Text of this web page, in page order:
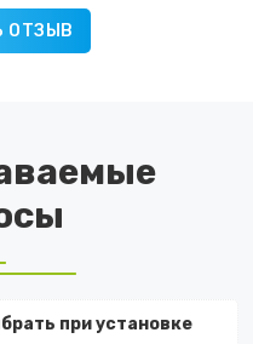
ОТЗЫВ
при установке